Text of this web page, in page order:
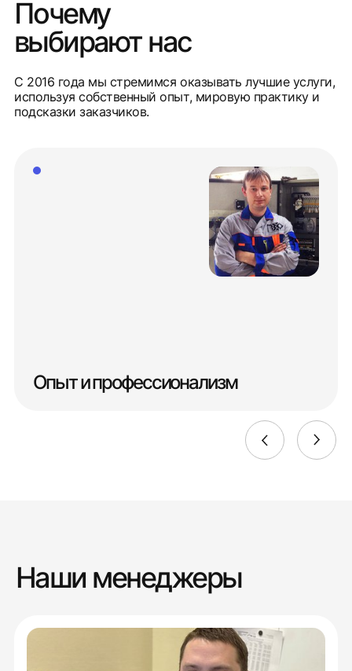
Почему
выбирают нас
С 2016 года мы стремимся оказывать лучшие услуги,
используя собственный опыт, мировую практику и
подсказки заказчиков.
Опыт и профессионализм
Наши менеджеры